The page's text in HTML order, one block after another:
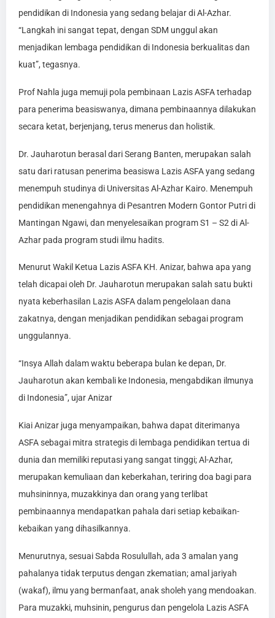
pendidikan di Indonesia yang sedang belajar di Al-Azhar.
“Langkah ini sangat tepat, dengan SDM unggul akan
menjadikan lembaga pendidikan di Indonesia berkualitas dan
kuat”, tegasnya.
Prof Nahla juga memuji pola pembinaan Lazis ASFA terhadap
para penerima beasiswanya, dimana pembinaannya dilakukan
secara ketat, berjenjang, terus menerus dan holistik.
Dr. Jauharotun berasal dari Serang Banten, merupakan salah
satu dari ratusan penerima beasiswa Lazis ASFA yang sedang
menempuh studinya di Universitas Al-Azhar Kairo. Menempuh
pendidikan menengahnya di Pesantren Modern Gontor Putri di
Mantingan Ngawi, dan menyelesaikan program S1 – S2 di Al-
Azhar pada program studi ilmu hadits.
Menurut Wakil Ketua Lazis ASFA KH. Anizar, bahwa apa yang
telah dicapai oleh Dr. Jauharotun merupakan salah satu bukti
nyata keberhasilan Lazis ASFA dalam pengelolaan dana
zakatnya, dengan menjadikan pendidikan sebagai program
unggulannya.
“Insya Allah dalam waktu beberapa bulan ke depan, Dr.
Jauharotun akan kembali ke Indonesia, mengabdikan ilmunya
di Indonesia”, ujar Anizar
Kiai Anizar juga menyampaikan, bahwa dapat diterimanya
ASFA sebagai mitra strategis di lembaga pendidikan tertua di
dunia dan memiliki reputasi yang sangat tinggi; Al-Azhar,
merupakan kemuliaan dan keberkahan, teriring doa bagi para
muhsininnya, muzakkinya dan orang yang terlibat
pembinaannya mendapatkan pahala dari setiap kebaikan-
kebaikan yang dihasilkannya.
Menurutnya, sesuai Sabda Rosulullah, ada 3 amalan yang
pahalanya tidak terputus dengan zkematian; amal jariyah
(wakaf), ilmu yang bermanfaat, anak sholeh yang mendoakan.
Para muzakki, muhsinin, pengurus dan pengelola Lazis ASFA